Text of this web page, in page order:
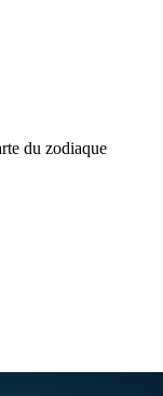
du zodiaque